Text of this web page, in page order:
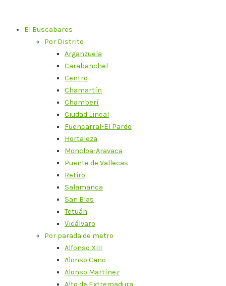
contenidoEl Buscabares
Por Distrito
Arganzuela
Carabanchel
Centro
Chamartín
Chamberí
Ciudad Lineal
Fuencarral-El Pardo
Hortaleza
Moncloa-Aravaca
Puente de Vallecas
Retiro
Salamanca
San Blas
Tetuán
Vicálvaro
Por parada de metro
Alfonso XIII
Alonso Cano
Alonso Martínez
Alto de Extremadura